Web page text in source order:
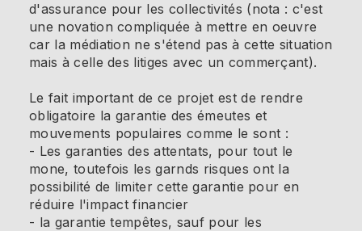
d'assurance pour les collectivités (nota : c'est
une novation compliquée à mettre en oeuvre
car la médiation ne s'étend pas à cette situation
mais à celle des litiges avec un commerçant).
Le fait important de ce projet est de rendre
obligatoire la garantie des émeutes et
mouvements populaires comme le sont :
- Les garanties des attentats, pour tout le
mone, toutefois les garnds risques ont la
possibilité de limiter cette garantie pour en
réduire l'impact financier
- la garantie tempêtes, sauf pour les